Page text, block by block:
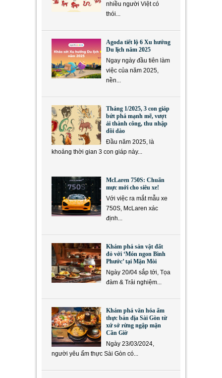
nhiều người Việt có
thói...
Agoda tiết lộ 6 Xu hướng
Du lịch năm 2025
Ngay ngày đầu tiên làm
việc của năm 2025,
nền...
Tháng 1/2025, 3 con giáp
bứt phá mạnh mẽ, vượt
ải thành công, thu nhập
dồi dào
Đầu năm 2025, là
khoảng thời gian 3 con giáp này...
McLaren 750S: Chuẩn
mực mới cho siêu xe!
Với việc ra mắt mẫu xe
750S, McLaren xác
định...
Khám phá sản vật đất
đỏ với ‘Món ngon Bình
Phước’ tại Mặn Mòi
Ngày 20/04 sắp tới, Tọa
đàm & Trải nghiệm...
Khám phá văn hóa ẩm
thực bản địa Sài Gòn từ
xứ sở rừng ngập mặn
Cần Giờ
Ngày 23/03/2024,
người yêu ẩm thực Sài Gòn có...